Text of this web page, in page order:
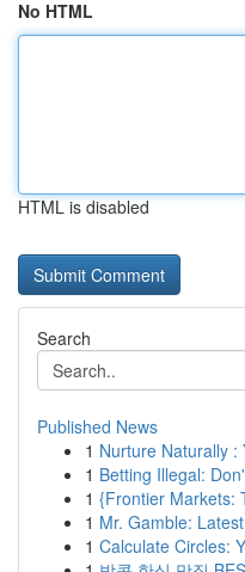
No HTML
HTML is disabled
Search
Published News
1 Nurture Naturally :
1 Betting Illegal:
1 {Frontier Markets:
1 Mr. Gamble:
1 Calculate Circles: